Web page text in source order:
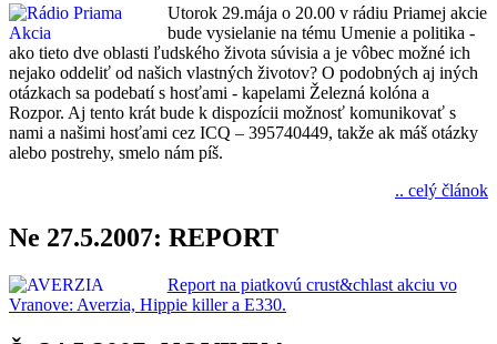
Utorok 29.mája o 20.00 v rádiu Priamej akcie
bude vysielanie na tému Umenie a politika -
ako tieto dve oblasti ľudského života súvisia a je vôbec možné ich
nejako oddeliť od našich vlastných životov? O podobných aj iných
otázkach sa podebatí s hosťami - kapelami Železná kolóna a
Rozpor. Aj tento krát bude k dispozícii možnosť komunikovať s
nami a našimi hosťami cez ICQ – 395740449, takže ak máš otázky
alebo postrehy, smelo nám píš.
.. celý článok
Ne 27.5.2007: REPORT
Report na piatkovú crust&chlast akciu vo
Vranove: Averzia, Hippie killer a E330.